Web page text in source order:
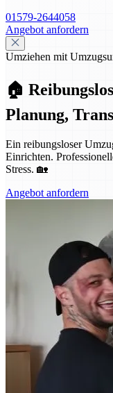
01579-2644058
Angebot anfordern
Umziehen mit
🏠
Planung,
Ein reibungsloser
Einrichten.
Stress. 🏡
Angebot anfordern